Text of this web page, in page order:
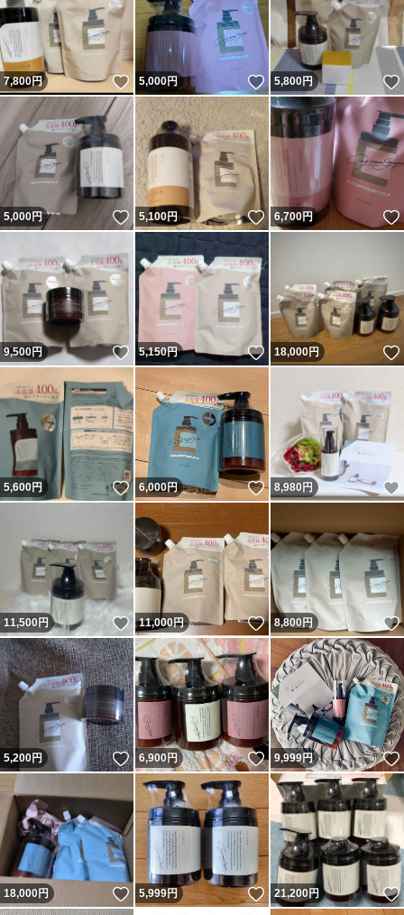
7,800円 いいね！
5,000円 いいね！
5,800円
5,000円 いいね！
5,100円 いいね！
6,700円
9,500円 いいね！
5,150円 いいね！
18,000円
5,600円 いいね！
6,000円 いいね！
8,980 円
11,500円 いいね！
11,000円 いいね！
8,800円
5,200円 いいね！
6,900円 いいね！
9,999円
18,000円 いいね！
5,999円 いいね！
21,200円